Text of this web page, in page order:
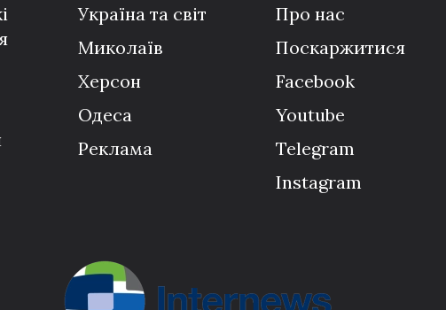
Україна та світ
Миколаїв
Херсон
Одеса
Реклама
Про нас
Поскаржитися
Facebook
Youtube
Telegram
Instagram